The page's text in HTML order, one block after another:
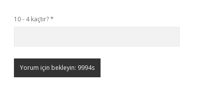
10 - 4 kaçtır?*